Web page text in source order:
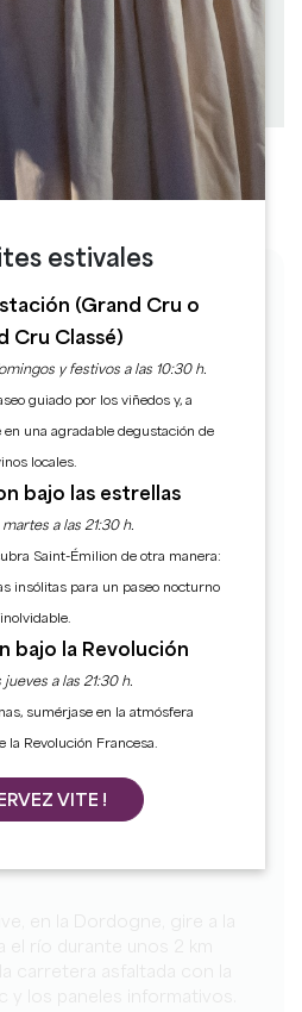
Faleyrens, entre viñedos y la
de espaldas a la entrada
gire a la derecha por el
nuevo a la derecha por la
Continúe recto durante 1,5
Caze Belleneuve y la señal
hasta llegar al siguiente
la señal de «belle rive»
A continuación, siga las
Ch. Vieux Belle Rive para
a la Dordoña.
estivales
(Grand Cru o
Cru Classé)
y festivos a las 10:30 h.
guiado por los viñedos y, a
una agradable degustación de
locales.
bajo las estrellas
martes a las 21:30 h.
Saint-Émilion de otra manera:
insólitas para un paseo nocturno
inolvidable.
bajo la Revolución
jueves a las 21:30 h.
sumérjase en la atmósfera
la Revolución Francesa.
VITE !